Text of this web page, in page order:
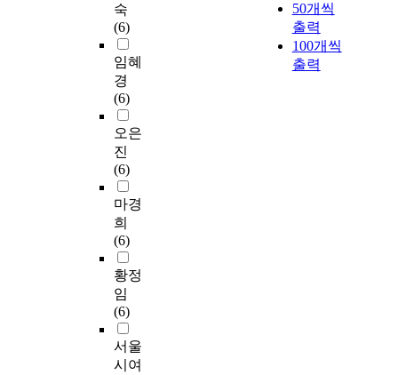
숙
(6)
임혜
경
(6)
오은
진
(6)
마경
희
(6)
황정
임
(6)
서울
시여
50개씩
출력
100개씩
출력